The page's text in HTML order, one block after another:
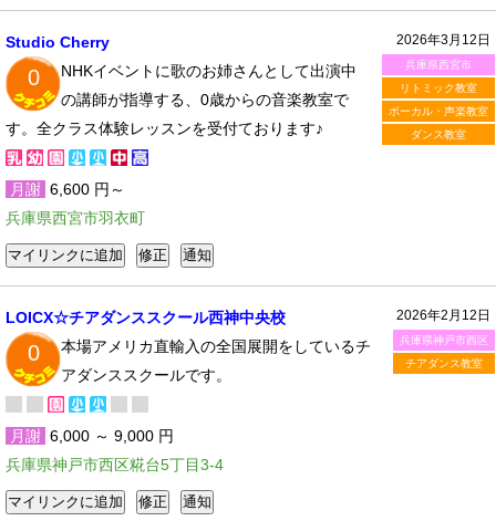
2026年3月12日
兵庫県西宮市
リトミック教室
ボーカル・声楽教室
ダンス教室
Studio Cherry
0
NHKイベントに歌のお姉さんとして出演中
の講師が指導する、0歳からの音楽教室で
す。全クラス体験レッスンを受付ております♪
月謝 6,600 円～
兵庫県西宮市羽衣町
2026年2月12日
兵庫県神戸市西区
チアダンス教室
LOICX☆チアダンススクール西神中央校
0
本場アメリカ直輸入の全国展開をしているチ
アダンススクールです。
月謝 6,000 ～ 9,000 円
兵庫県神戸市西区糀台5丁目3-4